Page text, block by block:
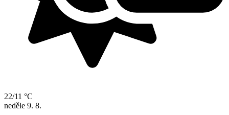
22/11 °C
neděle 9. 8.